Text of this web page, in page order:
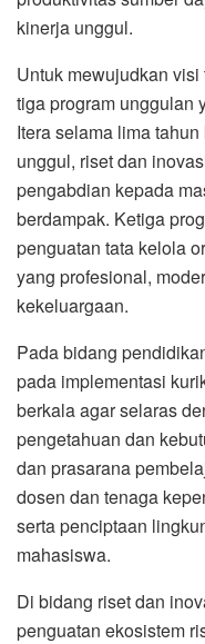
kinerja unggul.
Untuk mewujudkan
tiga program unggulan
Itera selama lima
unggul, riset dan
pengabdian kepada
berdampak. Ketiga
penguatan tata kelola
yang profesional,
kekeluargaan.
Pada bidang
pada implementasi
berkala agar selaras
pengetahuan dan
dan prasarana
dosen dan tenaga
serta penciptaan
mahasiswa.
Di bidang riset dan
penguatan ekosistem